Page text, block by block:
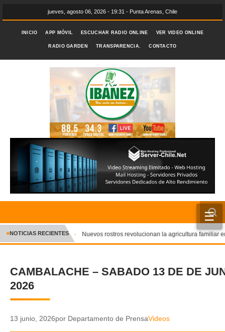
jueves, agosto 06, 2026 - 19:31 - Punta Arenas, Chile
INICIO APP MÓVIL ESCUCHAR RADIO ONLINE VER VIDEO ONLINE
RADIO GARDEN TRANSPARENCIA. CONTACTO
☰
INICIO
CRÓNICA
DEPORTES
POLICIAL
✕
●NOTICIAS RECIENTES Nuevos rostros revolucionan la agricultura familiar
CAMBALACHE – SABADO 13 DE DE
2026
13 junio, 2026por Departamento de PrensaVideos